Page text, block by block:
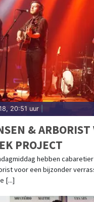
20:51 uur
& ARBORIST
PROJECT
hebben
voor een bijzonder
[...]